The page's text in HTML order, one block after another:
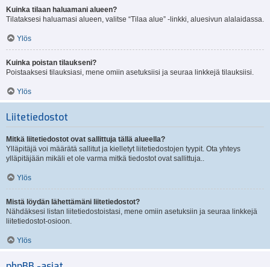
Kuinka tilaan haluamani alueen?
Tilataksesi haluamasi alueen, valitse “Tilaa alue” -linkki, aluesivun alalaidassa.
Ylös
Kuinka poistan tilaukseni?
Poistaaksesi tilauksiasi, mene omiin asetuksiisi ja seuraa linkkejä tilauksiisi.
Ylös
Liitetiedostot
Mitkä liitetiedostot ovat sallittuja tällä alueella?
Ylläpitäjä voi määrätä sallitut ja kielletyt liitetiedostojen tyypit. Ota yhteys
ylläpitäjään mikäli et ole varma mitkä tiedostot ovat sallittuja..
Ylös
Mistä löydän lähettämäni liitetiedostot?
Nähdäksesi listan liitetiedostoistasi, mene omiin asetuksiin ja seuraa linkkejä
liitetiedostot-osioon.
Ylös